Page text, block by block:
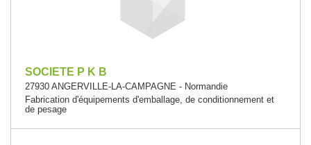
SOCIETE P K B
27930 ANGERVILLE-LA-CAMPAGNE - Normandie
Fabrication d'équipements d'emballage, de conditionnement et
de pesage